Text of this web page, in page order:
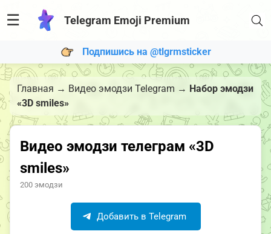
☰ Telegram Emoji Premium
Подпишись на @tlgrmsticker
Главная → Видео эмодзи Telegram → Набор эмодзи
«3D smiles»
Видео эмодзи телеграм «3D
smiles»
200 эмодзи
Добавить в Telegram